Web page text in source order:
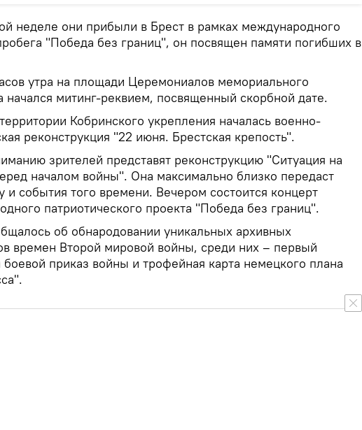
неделе они прибыли в Брест в рамках международного
"Победа без границ", он посвящен памяти погибших в
утра на площади Церемониалов мемориального
начался митинг-реквием, посвященный скорбной дате.
Кобринского укрепления началась военно-
реконструкция "22 июня. Брестская крепость".
зрителей представят реконструкцию "Ситуация на
началом войны". Она максимально близко передаст
и события того времени. Вечером состоится концерт
патриотического проекта "Победа без границ".
об обнародовании уникальных архивных
времен Второй мировой войны, среди них – первый
боевой приказ войны и трофейная карта немецкого плана